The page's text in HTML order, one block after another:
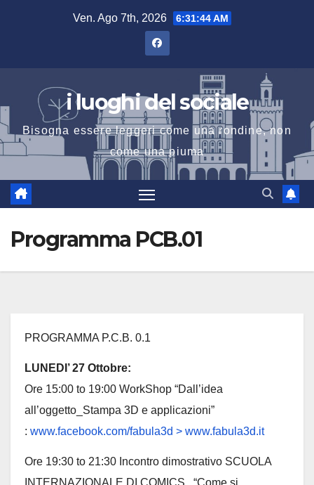
Ven. Ago 7th, 2026 6:31:45 AM
i luoghi del sociale
Bisogna essere leggeri come una rondine, non
come una piuma
Programma PCB.01
PROGRAMMA P.C.B. 0.1
LUNEDI’ 27 Ottobre:
Ore 15:00 to 19:00 WorkShop “Dall’idea
all’oggetto_Stampa 3D e applicazioni”
: www.facebook.com/fabula3d > www.fabula3d.it
Ore 19:30 to 21:30 Incontro dimostrativo SCUOLA
INTERNAZIONALE DI COMICS “Come si